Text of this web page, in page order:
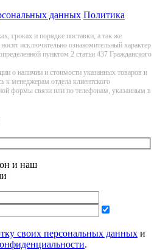
данных Политика
сроках и порядке поставки, а так же
исключитeльно ознакомительный харaктер
пунктoм 2 стaтьи 437 Граждaнского
о наличии и стоимости указанных товаров и
к менеджерам отдела клиентского
формы связи или по телефонам, указанным в
и наш
своих персональных данных и
.